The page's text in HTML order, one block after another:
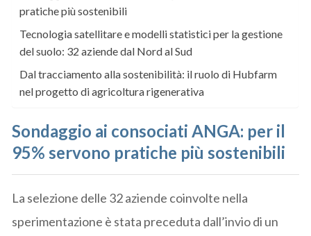
pratiche più sostenibili
Tecnologia satellitare e modelli statistici per la gestione
del suolo: 32 aziende dal Nord al Sud
Dal tracciamento alla sostenibilità: il ruolo di Hubfarm
nel progetto di agricoltura rigenerativa
Sondaggio ai consociati ANGA: per il
95% servono pratiche più sostenibili
La selezione delle 32 aziende coinvolte nella
sperimentazione è stata preceduta dall’invio di un